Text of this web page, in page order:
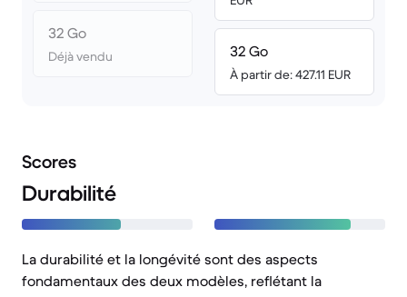
32 Go
Déjà vendu 32 Go
À partir de: 427.11 EUR
Scores
Durabilité
La durabilité et la longévité sont des aspects
fondamentaux des deux modèles, reflétant la